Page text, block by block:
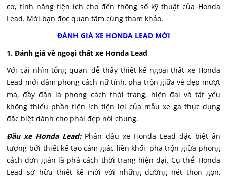
cơ, tính năng tiện ích cho đến thông số kỹ thuật của Honda
Lead. Mời bạn đọc quan tâm cùng tham khảo.
ĐÁNH GIÁ XE HONDA LEAD MỚI
1. Đánh giá về ngoại thất xe Honda Lead
Với cái nhìn tổng quan, dễ thấy thiết kế ngoại thất xe Honda
Lead mới đậm phong cách nữ tính, pha trộn giữa vẻ đẹp mượt
mà, đầy đặn là phong cách thời trang, hiện đại và tất yếu
không thiếu phần tiện ích tiện lợi của mẫu xe ga thực dụng
đặc biệt dành cho phái đẹp nói chung.
Đầu xe Honda Lead:Phần đầu xe Honda Lead đặc biệt ấn
tượng bởi thiết kế tạo cảm giác liền khối, pha trộn giữa phong
cách đơn giản là phá cách thời trang hiện đại. Cụ thể, Honda
Lead sở hữu thiết kế mới với những đường nét thon gọn,